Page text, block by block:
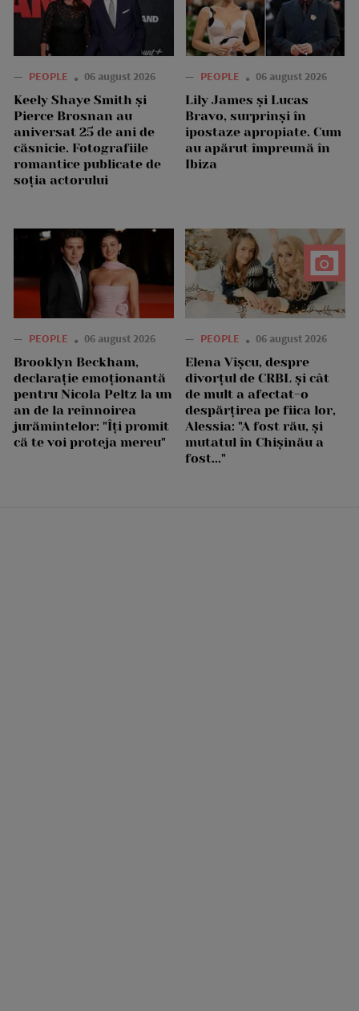
— PEOPLE 06 august 2026
Keely Shaye Smith și
Pierce Brosnan au
aniversat 25 de ani de
căsnicie. Fotografiile
romantice publicate de
soția actorului
— PEOPLE 06 august 2026
Lily James și Lucas
Bravo, surprinși în
ipostaze apropiate. Cum
au apărut împreună în
Ibiza
— PEOPLE 06 august 2026
Brooklyn Beckham,
declarație emoționantă
pentru Nicola Peltz la un
an de la reînnoirea
jurămintelor: "Îți promit
că te voi proteja mereu"
— PEOPLE 06 august 2026
Elena Vîșcu, despre
divorțul de CRBL și cât
de mult a afectat-o
despărțirea pe fiica lor,
Alessia: "A fost rău, și
mutatul în Chișinău a
fost..."